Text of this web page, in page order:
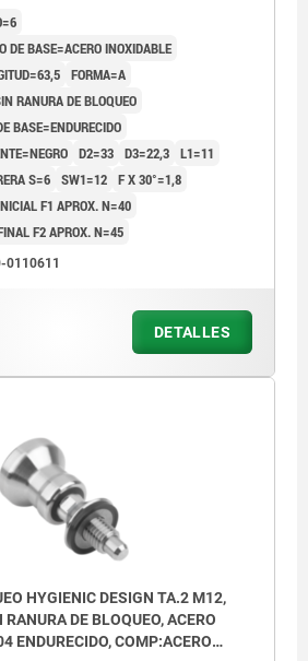
DE BASE=ACERO INOXIDABLE
FORMA=A
RANURA DE BLOQUEO
BASE=ENDURECIDO
D2=33 D3=22,3 L1=11
S=6 SW1=12 F X 30°=1,8
F1 APROX. N=40
F2 APROX. N=45
0110611
DETALLES
HYGIENIC DESIGN TA.2 M12,
DE BLOQUEO, ACERO
ENDURECIDO, COMP:ACERO